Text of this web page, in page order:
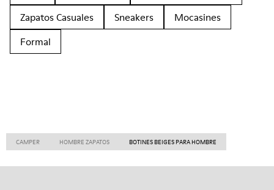
Zapatos Casuales
Sneakers
Mocasines
Formal
CAMPER HOMBRE ZAPATOS BOTINES BEIGES PARA HOMBRE